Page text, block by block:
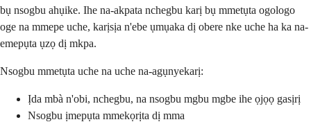
bụ nsogbu ahụike. Ihe na-akpata nchegbu karị bụ mmetụta ogologo
oge na mmepe uche, karịsịa n'ebe ụmụaka dị obere nke uche ha ka na-
emepụta ụzọ dị mkpa.
Nsogbu mmetụta uche na uche na-agụnyekarị:
Ịda mbà n'obi, nchegbu, na nsogbu mgbu mgbe ihe ọjọọ gasịrị
Nsogbu ịmepụta mmekọrịta dị mma